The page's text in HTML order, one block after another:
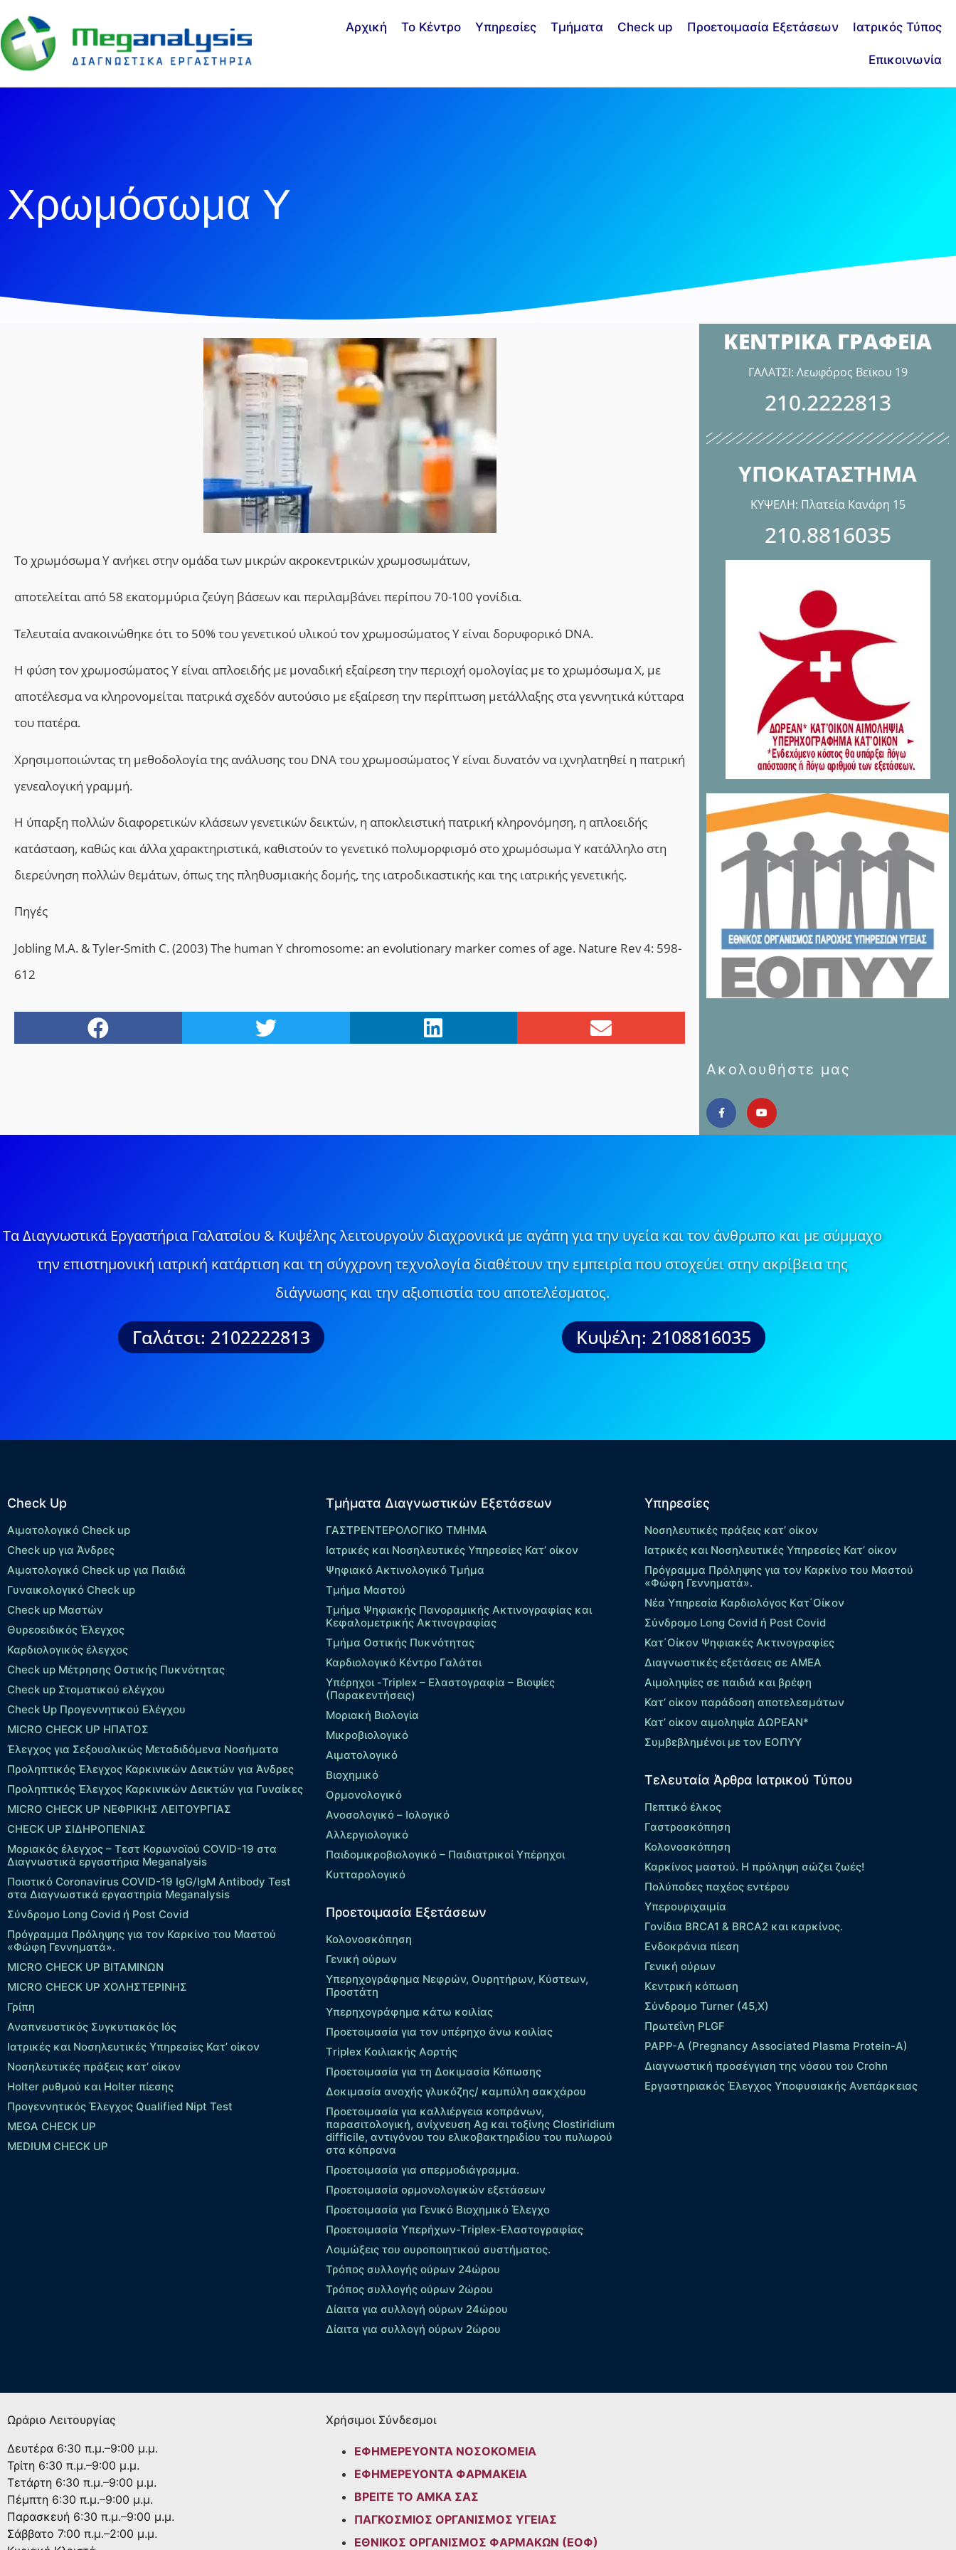
Αρχική Το Κέντρο Υπηρεσίες Τμήματα Check up Προετοιμασία Εξετάσεων Ιατρικός Τύπος
Επικοινωνία
Χρωμόσωμα Υ
Το χρωμόσωμα Υ ανήκει στην ομάδα των μικρών ακροκεντρικών χρωμοσωμάτων,
αποτελείται από 58 εκατομμύρια ζεύγη βάσεων και περιλαμβάνει περίπου 70-100 γονίδια.
Τελευταία ανακοινώθηκε ότι το 50% τoυ γενετικού υλικού τον χρωμoσώματος Υ είναι δορυφoρικό DNA.
Η φύση τον χρωμοσώματος Υ είναι απλοειδής με μοναδική εξαίρεση την περιοχή ομολογίας με το χρωμόσωμα Χ, με
αποτέλεσμα να κληρονομείται πατρικά σχεδόν αυτούσιο με εξαίρεση την περίπτωση μετάλλαξης στα γεννητικά κύτταρα
του πατέρα.
Χρησιμοποιώντας τη μεθοδολογία της ανάλυσης του DNA του χρωμοσώματος Υ είναι δυνατόν να ιχνηλατηθεί η πατρική
γενεαλογική γραμμή.
Η ύπαρξη πολλών διαφορετικών κλάσεων γενετικών δεικτών, η αποκλειστική πατρική κληρονόμηση, η απλοειδής
κατάσταση, καθώς και άλλα χαρακτηριστικά, καθιστούν το γενετικό πολυμορφισμό στο χρωμόσωμα Υ κατάλληλο στη
διερεύνηση πολλών θεμάτων, όπως της πληθυσμιακής δομής, της ιατροδικαστικής και της ιατρικής γενετικής.
Πηγές
Jobling M.A. & Tyler-Smith C. (2003) The human Y chromosome: an evolutionary marker comes of age. Nature Rev 4: 598-
612
ΚΕΝΤΡΙΚΑ ΓΡΑΦΕΙΑ
ΓΑΛΑΤΣΙ: Λεωφόρος Βεϊκου 19
210.2222813
ΥΠΟΚΑΤΑΣΤΗΜΑ
ΚΥΨΕΛΗ: Πλατεία Κανάρη 15
210.8816035
Ακολουθήστε μας
Τα Διαγνωστικά Εργαστήρια Γαλατσίου & Κυψέλης λειτουργούν διαχρονικά με αγάπη για την υγεία και τον άνθρωπο και με σύμμαχο
την επιστημονική ιατρική κατάρτιση και τη σύγχρονη τεχνολογία διαθέτουν την εμπειρία που στοχεύει στην ακρίβεια της
διάγνωσης και την αξιοπιστία του αποτελέσματος.
Γαλάτσι: 2102222813 Κυψέλη: 2108816035
Check Up
Αιματολογικό Check up
Check up για Άνδρες
Αιματολογικό Check up για Παιδιά
Γυναικολογικό Check up
Check up Μαστών
Θυρεοειδικός Έλεγχος
Καρδιολογικός έλεγχος
Check up Mέτρησης Οστικής Πυκνότητας
Check up Στοματικού ελέγχου
Check Up Προγεννητικού Ελέγχου
MICRO CHECK UP HΠΑΤΟΣ
Έλεγχος για Σεξουαλικώς Μεταδιδόμενα Νοσήματα
Προληπτικός Έλεγχος Καρκινικών Δεικτών για Άνδρες
Προληπτικός Έλεγχος Καρκινικών Δεικτών για Γυναίκες
MICRO CHECK UP ΝΕΦΡΙΚΗΣ ΛΕΙΤΟΥΡΓΙΑΣ
CHECK UP ΣΙΔΗΡΟΠΕΝΙΑΣ
Μοριακός έλεγχος – Τεστ Κορωνοϊού COVID-19 στα
Διαγνωστικά εργαστήρια Meganalysis
Ποιοτικό Coronavirus COVID-19 IgG/IgM Antibody Test
στα Διαγνωστικά εργαστηρία Meganalysis
Σύνδρομο Long Covid ή Post Covid
Πρόγραμμα Πρόληψης για τον Καρκίνο του Μαστού
«Φώφη Γεννηματά».
MICRO CHECK UP ΒΙΤΑΜΙΝΩΝ
MICRO CHECK UP ΧΟΛΗΣΤΕΡΙΝΗΣ
Γρίπη
Αναπνευστικός Συγκυτιακός Ιός
Ιατρικές και Νοσηλευτικές Υπηρεσίες Κατ’ οίκον
Νοσηλευτικές πράξεις κατ’ οίκον
Holter ρυθμού και Holter πίεσης
Προγεννητικός Έλεγχος Qualified Nipt Test
MEGA CHECK UP
MEDIUM CHECK UP
Τμήματα Διαγνωστικών Εξετάσεων
ΓΑΣΤΡΕΝΤΕΡΟΛΟΓΙΚΟ ΤΜΗΜΑ
Ιατρικές και Νοσηλευτικές Υπηρεσίες Κατ’ οίκον
Ψηφιακό Ακτινολογικό Τμήμα
Τμήμα Μαστού
Τμήμα Ψηφιακής Πανοραμικής Ακτινογραφίας και
Κεφαλομετρικής Ακτινογραφίας
Τμήμα Οστικής Πυκνότητας
Καρδιολογικό Κέντρο Γαλάτσι
Υπέρηχοι -Triplex – Eλαστογραφία – Βιοψίες
(Παρακεντήσεις)
Μοριακή Βιολογία
Μικροβιολογικό
Αιματολογικό
Βιοχημικό
Ορμονολογικό
Ανοσολογικό – Ιολογικό
Αλλεργιολογικό
Παιδομικροβιολογικό – Παιδιατρικοί Υπέρηχοι
Κυτταρολογικό
Προετοιμασία Εξετάσεων
Κολονοσκόπηση
Γενική ούρων
Υπερηχογράφημα Νεφρών, Ουρητήρων, Κύστεων,
Προστάτη
Υπερηχογράφημα κάτω κοιλίας
Προετοιμασία για τον υπέρηχο άνω κοιλίας
Τriplex Kοιλιακής Αορτής
Προετοιμασία για τη Δοκιμασία Κόπωσης
Δοκιμασία ανοχής γλυκόζης/ καμπύλη σακχάρου
Προετοιμασία για καλλιέργεια κοπράνων,
παρασιτολογική, ανίχνευση Ag και τοξίνης Clostiridium
difficile, αντιγόνου του ελικοβακτηριδίου του πυλωρού
στα κόπρανα
Προετοιμασία για σπερμοδιάγραμμα.
Προετοιμασία ορμονολογικών εξετάσεων
Προετοιμασία για Γενικό Βιοχημικό Έλεγχο
Προετοιμασία Υπερήχων-Τriplex-Ελαστογραφίας
Λοιμώξεις του ουροποιητικού συστήματος.
Τρόπος συλλογής ούρων 24ώρου
Τρόπος συλλογής ούρων 2ώρου
Δίαιτα για συλλογή ούρων 24ώρου
Δίαιτα για συλλογή ούρων 2ώρου
Υπηρεσίες
Νοσηλευτικές πράξεις κατ’ οίκον
Ιατρικές και Νοσηλευτικές Υπηρεσίες Κατ’ οίκον
Πρόγραμμα Πρόληψης για τον Καρκίνο του Μαστού
«Φώφη Γεννηματά».
Νέα Υπηρεσία Καρδιολόγος Kατ΄Οίκον
Σύνδρομο Long Covid ή Post Covid
Κατ΄Οίκον Ψηφιακές Ακτινογραφίες
Διαγνωστικές εξετάσεις σε ΑΜΕΑ
Αιμοληψίες σε παιδιά και βρέφη
Κατ’ οίκον παράδοση αποτελεσμάτων
Κατ’ οίκον αιμοληψία ΔΩΡΕΑΝ*
Συμβεβλημένοι με τον ΕΟΠΥΥ
Τελευταία Άρθρα Ιατρικού Τύπου
Πεπτικό έλκος
Γαστροσκόπηση
Κολονοσκόπηση
Καρκίνος μαστού. Η πρόληψη σώζει ζωές!
Πολύποδες παχέος εντέρου
Yπερουριχαιμία
Γονίδια BRCA1 & BRCA2 και καρκίνος.
Ενδοκράνια πίεση
Γενική ούρων
Κεντρική κόπωση
Σύνδρομο Turner (45,X)
Πρωτεΐνη PLGF
PAPP-A (Pregnancy Associated Plasma Protein-A)
Διαγνωστική προσέγγιση της νόσου του Crohn
Εργαστηριακός Έλεγχος Υποφυσιακής Ανεπάρκειας
Ωράριο Λειτουργίας
Δευτέρα 6:30 π.μ.–9:00 μ.μ.
Τρίτη 6:30 π.μ.–9:00 μ.μ.
Τετάρτη 6:30 π.μ.–9:00 μ.μ.
Πέμπτη 6:30 π.μ.–9:00 μ.μ.
Παρασκευή 6:30 π.μ.–9:00 μ.μ.
Σάββατο 7:00 π.μ.–2:00 μ.μ.
Χρήσιμοι Σύνδεσμοι
ΕΦΗΜΕΡΕΥΟΝΤΑ ΝΟΣΟΚΟΜΕΙΑ
ΕΦΗΜΕΡΕΥΟΝΤΑ ΦΑΡΜΑΚΕΙΑ
ΒΡΕΙΤΕ ΤΟ ΑΜΚΑ ΣΑΣ
ΠΑΓΚΟΣΜΙΟΣ ΟΡΓΑΝΙΣΜΟΣ ΥΓΕΙΑΣ
ΕΘΝΙΚΟΣ ΟΡΓΑΝΙΣΜΟΣ ΦΑΡΜΑΚΩΝ (ΕΟΦ)